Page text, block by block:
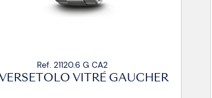
TRAVERSETOLO VITRÉ